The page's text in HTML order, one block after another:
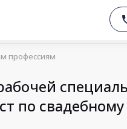
профессиям
по свадебному